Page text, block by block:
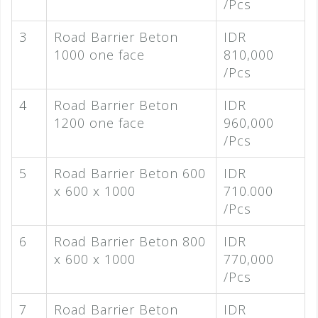
/Pcs
3
Road Barrier Beton
1000 one face
IDR
810,000
/Pcs
4
Road Barrier Beton
1200 one face
IDR
960,000
/Pcs
5
Road Barrier Beton 600
x 600 x 1000
IDR
710.000
/Pcs
6
Road Barrier Beton 800
x 600 x 1000
IDR
770,000
/Pcs
7
Road Barrier Beton IDR